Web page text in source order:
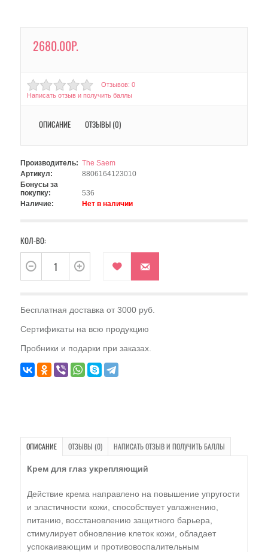
2680.00Р.
Отзывов: 0
Написать отзыв и получить баллы
ОПИСАНИЕ ОТЗЫВЫ (0)
Производитель: The Saem
Артикул:
8806164123010
Бонусы за
покупку:
536
Наличие:
Нет в наличии
КОЛ-ВО:
Бесплатная доставка от 3000 руб.
Сертификаты на всю продукцию
Пробники и подарки при заказах.
ОПИСАНИЕ ОТЗЫВЫ (0) НАПИСАТЬ ОТЗЫВ И ПОЛУЧИТЬ БАЛЛЫ
Крем для глаз укрепляющий
Действие крема направлено на повышение упругости
и эластичности кожи, способствует увлажнению,
питанию, восстановлению защитного барьера,
стимулирует обновление клеток кожи, обладает
успокаивающим и противовоспалительным